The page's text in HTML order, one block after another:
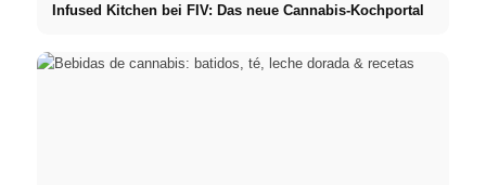
Infused Kitchen bei FIV: Das neue Cannabis-Kochportal